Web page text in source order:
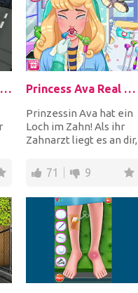
Truck Parking City Adventures Princess Ava Real Dentist
Prinzessin Ava hat ein
Loch im Zahn! Als ihr
Zahnarzt liegt es an dir,
Lächeln zu...
71 9